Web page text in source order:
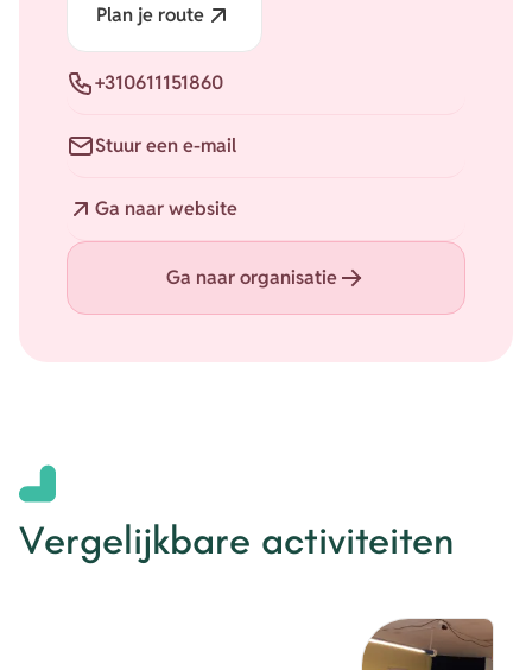
Plan je route
Telefoon
+310611151860
Stuur een e-mail
Ga naar website
Ga naar organisatie
Vergelijkbare activiteiten